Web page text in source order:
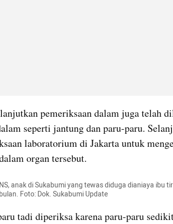
pemeriksaan dalam juga telah
seperti jantung dan paru-paru.
laboratorium di Jakarta untuk
organ tersebut.
anak di Sukabumi yang tewas diduga dianiaya ibu
Foto: Dok. Sukabumi Update
tadi diperiksa karena paru-paru